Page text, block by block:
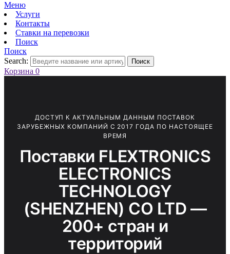
Меню
Услуги
Контакты
Ставки на перевозки
Поиск
Поиск
Search:
Поиск
Корзина 0
ДОСТУП К АКТУАЛЬНЫМ ДАННЫМ ПОСТАВОК
ЗАРУБЕЖНЫХ КОМПАНИЙ С 2017 ГОДА ПО НАСТОЯЩЕЕ
ВРЕМЯ
Поставки FLEXTRONICS
ELECTRONICS
TECHNOLOGY
(SHENZHEN) CO LTD —
200+ стран и
территорий